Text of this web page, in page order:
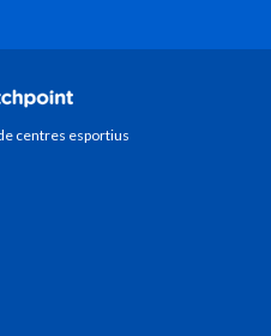
centres esportius